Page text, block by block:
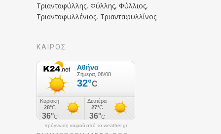
Τριανταφύλλης, Φύλλης, Φύλλιος,
Τριανταφυλλένιος, Τριανταφυλλίνος
ΚΑΙΡΟΣ
πρόγνωση καιρού από το weather.gr